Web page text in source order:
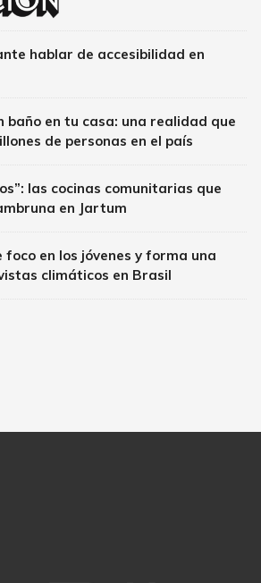
hablar de accesibilidad en
baño en tu casa: una realidad que
de personas en el país
las cocinas comunitarias que
en Jartum
foco en los jóvenes y forma una
climáticos en Brasil